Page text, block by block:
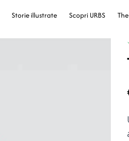
Storie illustrate Scopri URBS